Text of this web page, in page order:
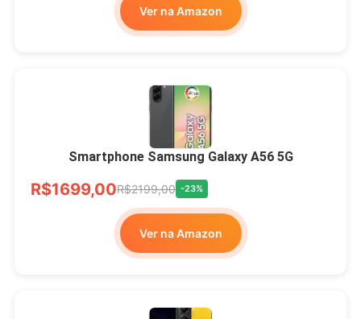
Ver na Amazon
Smartphone Samsung Galaxy A56 5G
R$1699,00R$2199,00 -23%
Ver na Amazon